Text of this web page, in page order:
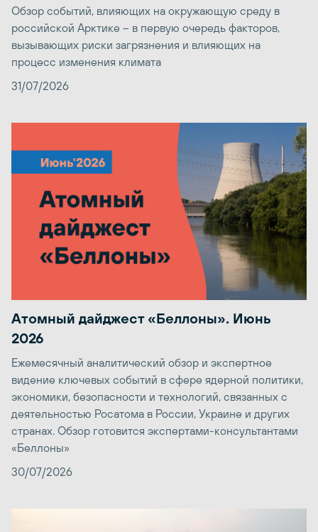
Обзор событий, влияющих на окружающую среду в
российской Арктике – в первую очередь факторов,
вызывающих риски загрязнения и влияющих на
процесс изменения климата
31/07/2026
Атомный дайджест «Беллоны». Июнь
2026
Ежемесячный аналитический обзор и экспертное
видение ключевых событий в сфере ядерной политики,
экономики, безопасности и технологий, связанных с
деятельностью Росатома в России, Украине и других
странах. Обзор готовится экспертами-консультантами
«Беллоны»
30/07/2026